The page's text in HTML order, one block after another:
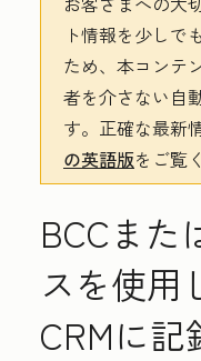
ト情報を少しで
ため、本コンテ
者を介さない自
す。 正確な最新
の英語版をご覧
BCCまた
スを使用
CRMに記